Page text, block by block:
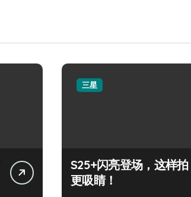
三星
S25+闪亮登场，这样拍
更吸睛！